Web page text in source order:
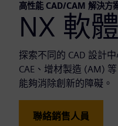
高性能 CAD/CAM 解決方
NX 軟
探索不同的 CAD 設計
CAE、增材製造 (AM)
能夠消除創新的障礙。
聯絡銷售人員